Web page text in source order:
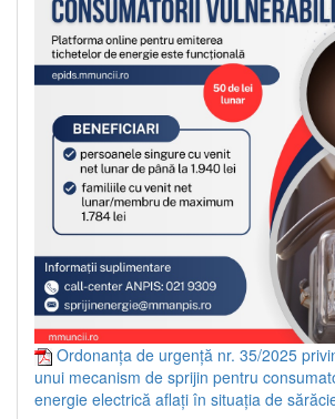
Ordonanța de urgență nr. 35/2025
unui mecanism de sprijin pentru
energie electrică aflați în situația de